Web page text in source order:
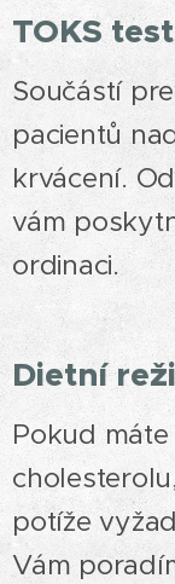
TOKS test
Součástí
pacientů
krvácení.
vám
ordinaci.
Dietní
Pokud
potíže
Vám